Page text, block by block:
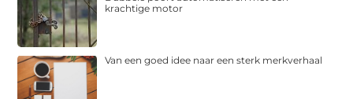
krachtige motor
Van een goed idee naar een sterk merkverhaal